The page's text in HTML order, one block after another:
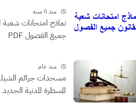
منذ 6 سنة
نماذج امتحانات شعبة
جميع الفصول PDF
منذ عام
مسجدات جرائم
المسطرة المدنية الجديد